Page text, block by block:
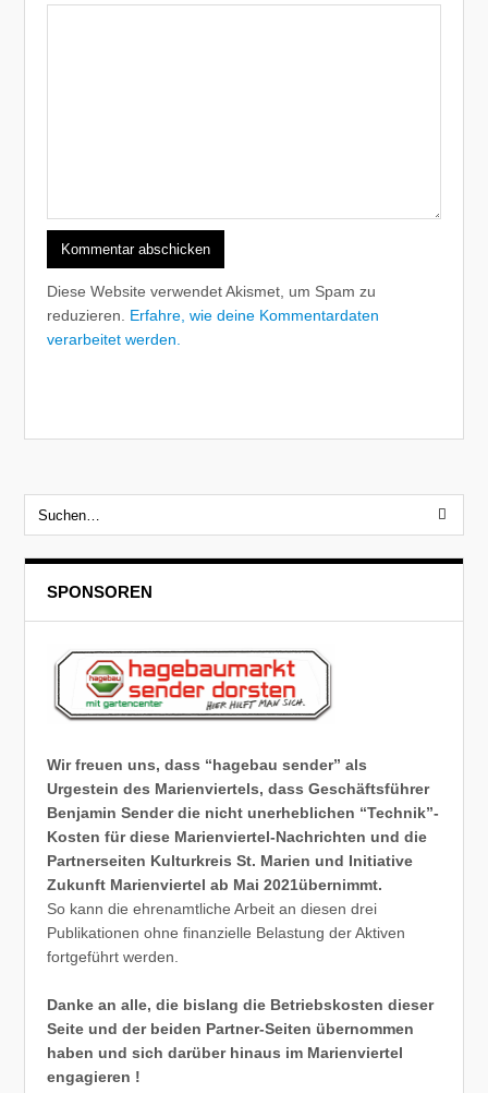
Diese Website verwendet Akismet, um Spam zu
reduzieren. Erfahre, wie deine Kommentardaten
verarbeitet werden.
SPONSOREN
Wir freuen uns, dass “hagebau sender” als
Urgestein des Marienviertels, dass Geschäftsführer
Benjamin Sender die nicht unerheblichen “Technik”-
Kosten für diese Marienviertel-Nachrichten und die
Partnerseiten Kulturkreis St. Marien und Initiative
Zukunft Marienviertel ab Mai 2021übernimmt.
So kann die ehrenamtliche Arbeit an diesen drei
Publikationen ohne finanzielle Belastung der Aktiven
fortgeführt werden.
Danke an alle, die bislang die Betriebskosten dieser
Seite und der beiden Partner-Seiten übernommen
haben und sich darüber hinaus im Marienviertel
engagieren !